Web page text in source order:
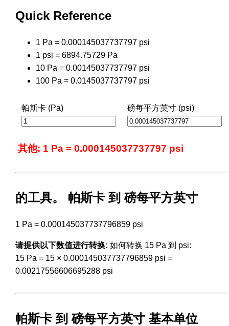
Quick Reference
1 Pa = 0.000145037737797 psi
1 psi = 6894.75729 Pa
10 Pa = 0.00145037737797 psi
100 Pa = 0.0145037737797 psi
帕斯卡 (Pa) 磅每平方英寸 (psi)
其他: 1 Pa = 0.000145037737797 psi
的工具。 帕斯卡 到 磅每平方英寸
1 Pa = 0.000145037737796859 psi
请提供以下数值进行转换: 如何转换 15 Pa 到 psi:
15 Pa = 15 × 0.000145037737796859 psi =
0.00217556606695288 psi
帕斯卡 到 磅每平方英寸 基本单位